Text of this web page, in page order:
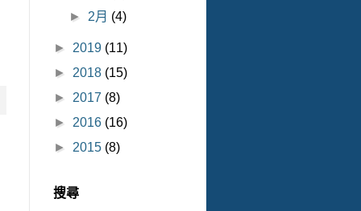
► 2月 (4)
► 2019 (11)
► 2018 (15)
► 2017 (8)
► 2016 (16)
► 2015 (8)
搜尋